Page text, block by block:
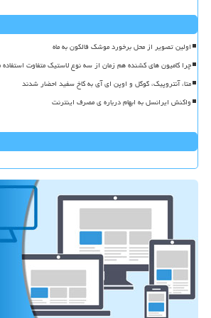
اولین تصویر از محل برخورد موشک فالکون به ماه
چرا کامیون های کشنده هم زمان از سه نوع لاستیک متفاوت
متا، آنتروپیک، گوگل و اوپن ای آی به کاخ سفید احضار شدند
واکنش ایرانسل به ابهام درباره ی مصرف اینترنت